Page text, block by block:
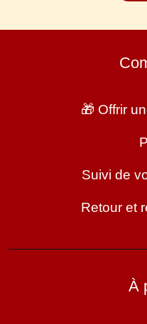
🎁 Offrir
Suivi de
Retour et
À